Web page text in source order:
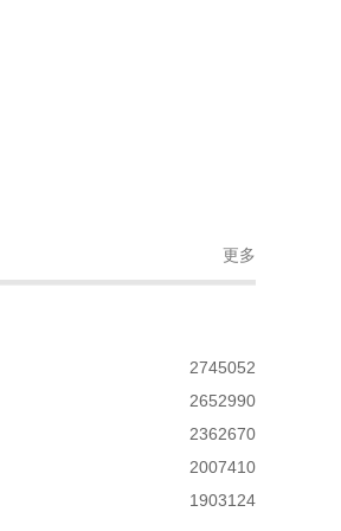
更多
2745052
2652990
2362670
2007410
1903124